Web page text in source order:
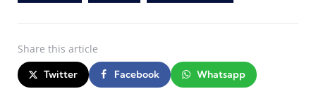
Share this article
Twitter Facebook Whatsapp